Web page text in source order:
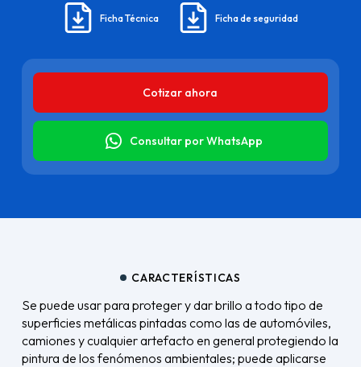
Ficha Técnica Ficha de seguridad
Cotizar ahora
Consultar por WhatsApp
CARACTERÍSTICAS
Se puede usar para proteger y dar brillo a todo tipo de
superficies metálicas pintadas como las de automóviles,
camiones y cualquier artefacto en general protegiendo la
pintura de los fenómenos ambientales; puede aplicarse